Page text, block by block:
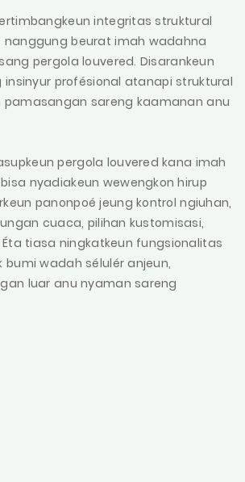
integritas struktural
nanggung beurat imah wadahna
pergola louvered. Disarankeun
insinyur profésional atanapi struktural
pamasangan sareng kaamanan anu
pergola louvered kana imah
nyadiakeun wewengkon hirup
panonpoé jeung kontrol ngiuhan,
cuaca, pilihan kustomisasi,
tiasa ningkatkeun fungsionalitas
wadah sélulér anjeun,
luar anu nyaman sareng